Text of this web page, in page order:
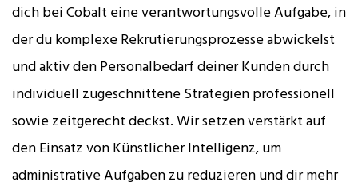
dich bei Cobalt eine verantwortungsvolle Aufgabe, in
der du komplexe Rekrutierungsprozesse abwickelst
und aktiv den Personalbedarf deiner Kunden durch
individuell zugeschnittene Strategien professionell
sowie zeitgerecht deckst. Wir setzen verstärkt auf
den Einsatz von Künstlicher Intelligenz, um
administrative Aufgaben zu reduzieren und dir mehr